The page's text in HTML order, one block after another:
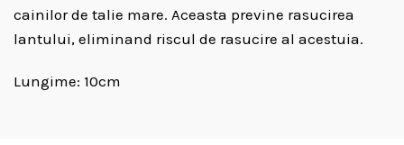
cainilor de talie mare. Aceasta previne rasucirea
lantului, eliminand riscul de rasucire al acestuia.
Lungime: 10cm